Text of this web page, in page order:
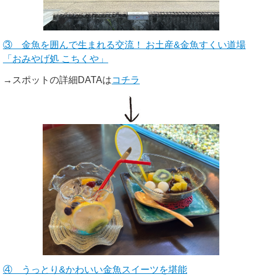
③ 金魚を囲んで生まれる交流！ お土産&金魚すくい道場
「おみやげ処 こちくや」
→スポットの詳細DATAはコチラ
④ うっとり&かわいい金魚スイーツを堪能